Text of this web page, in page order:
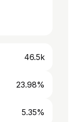
46.5k
23.98%
5.35%